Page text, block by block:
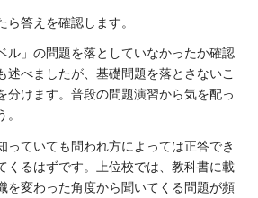
ら答えを確認します。
ル」の問題を落としていなかったか確認
述べましたが、基礎問題を落とさないこ
分けます。普段の問題演習から気を配っ
っていても問われ方によっては正答でき
くるはずです。上位校では、教科書に載
を変わった角度から聞いてくる問題が頻